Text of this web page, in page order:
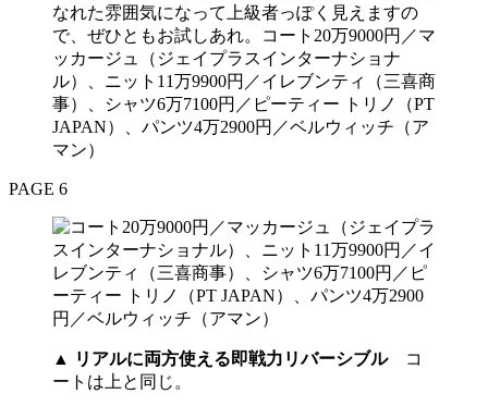
なれた雰囲気になって上級者っぽく見えますの
で、ぜひともお試しあれ。コート20万9000円／マ
ッカージュ（ジェイプラスインターナショナ
ル）、ニット11万9900円／イレブンティ（三喜商
事）、シャツ6万7100円／ピーティー トリノ（PT
JAPAN）、パンツ4万2900円／ベルウィッチ（ア
マン）
PAGE 6
▲ リアルに両方使える即戦力リバーシブル
コ
ートは上と同じ。